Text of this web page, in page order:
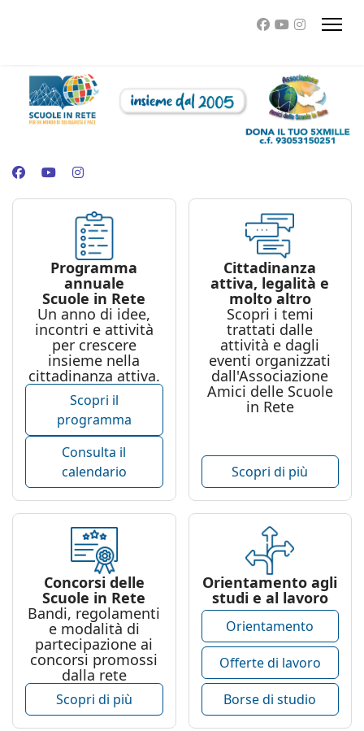
Programma
annuale
Scuole in Rete
Un anno di idee,
incontri e attività
per crescere
insieme nella
cittadinanza attiva.
Scopri il
programma
Consulta il
calendario
Cittadinanza
attiva, legalità e
molto altro
Scopri i temi
trattati dalle
attività e dagli
eventi organizzati
dall'Associazione
Amici delle Scuole
in Rete
Scopri di più
Concorsi delle
Scuole in Rete
Bandi, regolamenti
e modalità di
partecipazione ai
concorsi promossi
dalla rete
Scopri di più
Orientamento agli
studi e al lavoro
Orientamento
Offerte di lavoro
Borse di studio